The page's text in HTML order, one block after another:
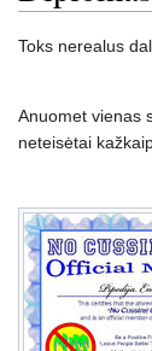
Jump
Jump
Toks nerealus
Anuomet vienas
neteisėtai